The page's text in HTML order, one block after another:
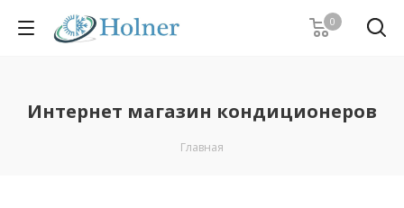
0
Интернет магазин кондиционеров
Главная